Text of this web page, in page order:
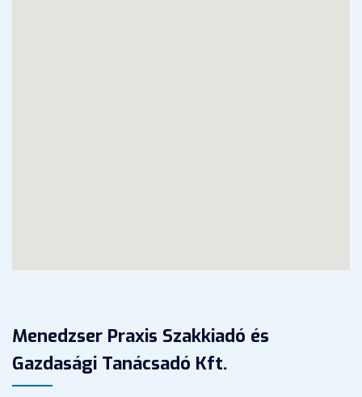
Menedzser Praxis Szakkiadó és
Gazdasági Tanácsadó Kft.